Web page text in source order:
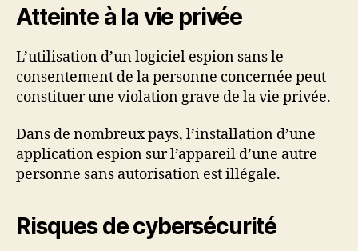
Atteinte à la vie privée
L’utilisation d’un logiciel espion sans le
consentement de la personne concernée peut
constituer une violation grave de la vie privée.
Dans de nombreux pays, l’installation d’une
application espion sur l’appareil d’une autre
personne sans autorisation est illégale.
Risques de cybersécurité